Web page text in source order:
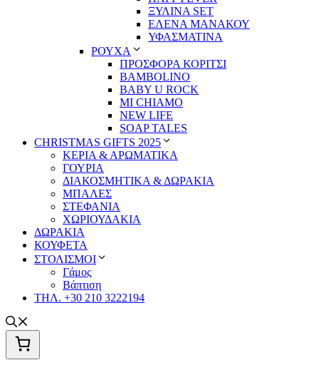
ΞΥΛΙΝΑ SET
ΕΛΕΝΑ ΜΑΝΑΚΟΥ
ΥΦΑΣΜΑΤΙΝΑ
ΡΟΥΧΑ
ΠΡΟΣΦΟΡΑ ΚΟΡΙΤΣΙ
BAMBOLINO
BABY U ROCK
MI CHIAMO
NEW LIFE
SOAP TALES
CHRISTMAS GIFTS 2025
ΚΕΡΙΑ & ΑΡΩΜΑΤΙΚΑ
ΓΟΥΡΙΑ
ΔΙΑΚΟΣΜΗΤΙΚΑ & ΔΩΡΑΚΙΑ
ΜΠΑΛΕΣ
ΣΤΕΦΑΝΙΑ
ΧΩΡΙΟΥΔΑΚΙΑ
ΔΩΡΑΚΙΑ
ΚΟΥΦΕΤΑ
ΣΤΟΛΙΣΜΟΙ
Γάμος
Βάπτιση
ΤΗΛ. +30 210 3222194